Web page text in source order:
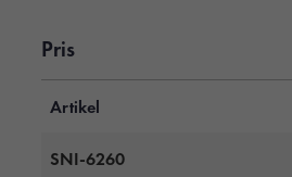
Pris
Artikel
SNI-6260